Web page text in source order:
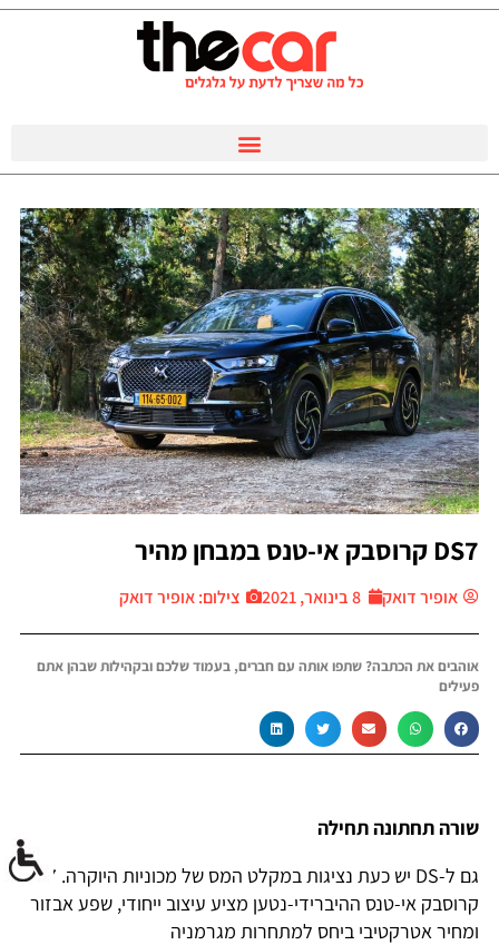
DS7 קרוסבק אי-טנס במבחן מהיר
אופיר דואק 8 בינואר, 2021 צילום: אופיר דואק
אוהבים את הכתבה? שתפו אותה עם חברים, בעמוד שלכם ובקהילות שבהן אתם
פעילים
שורה תחתונה תחילה
גם ל-DS יש כעת נציגות במקלט המס של מכוניות היוקרה. DS7
קרוסבק אי-טנס ההיברידי-נטען מציע עיצוב ייחודי, שפע אבזור
ומחיר אטרקטיבי ביחס למתחרות מגרמניה